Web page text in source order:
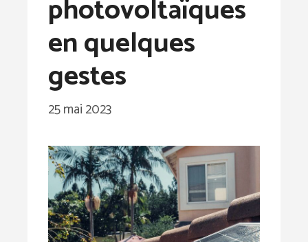
photovoltaïques
en quelques
gestes
25 mai 2023